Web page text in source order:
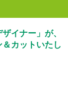
イナー」が、
カットいたし